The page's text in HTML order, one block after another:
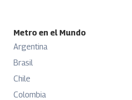
Metro en el Mundo
Argentina
Brasil
Chile
Colombia